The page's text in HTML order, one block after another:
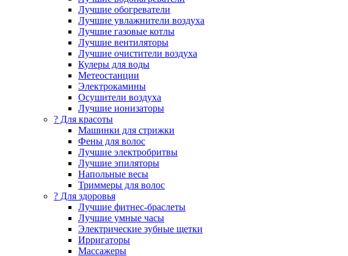
Лучшие обогреватели
Лучшие увлажнители воздуха
Лучшие газовые котлы
Лучшие вентиляторы
Лучшие очистители воздуха
Кулеры для воды
Метеостанции
Электрокамины
Осушители воздуха
Лучшие ионизаторы
? Для красоты
Машинки для стрижки
Фены для волос
Лучшие электробритвы
Лучшие эпиляторы
Напольные весы
Триммеры для волос
? Для здоровья
Лучшие фитнес-браслеты
Лучшие умные часы
Электрические зубные щетки
Ирригаторы
Массажеры